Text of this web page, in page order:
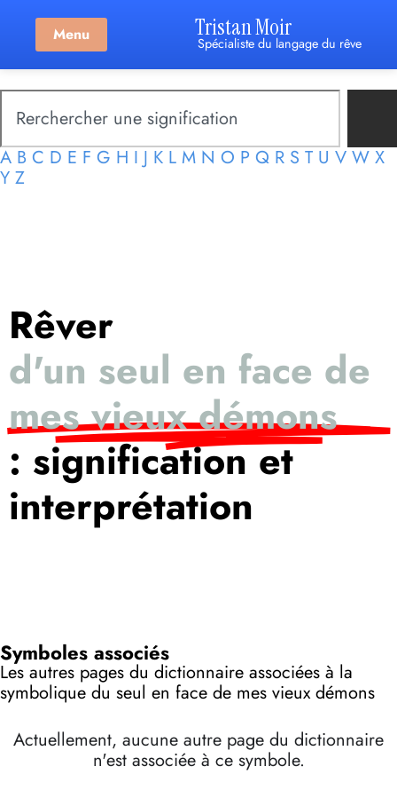
Menu Tristan Moir
Spécialiste du langage du rêve
A B C D E F G H I J K L M N O P Q R S T U V W X
Y Z
Rêver
d'un seul en face de
mes vieux démons
: signification et
interprétation
Symboles associés
Les autres pages du dictionnaire associées à la
symbolique du seul en face de mes vieux démons
Actuellement, aucune autre page du dictionnaire
n'est associée à ce symbole.